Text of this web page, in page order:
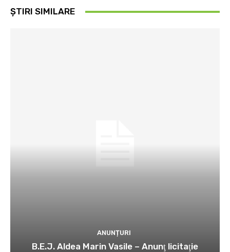
ȘTIRI SIMILARE
ANUNȚURI
B.E.J. Aldea Marin Vasile – Anunţ licitaţie